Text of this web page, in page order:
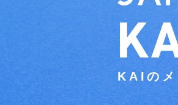
KAIのメ